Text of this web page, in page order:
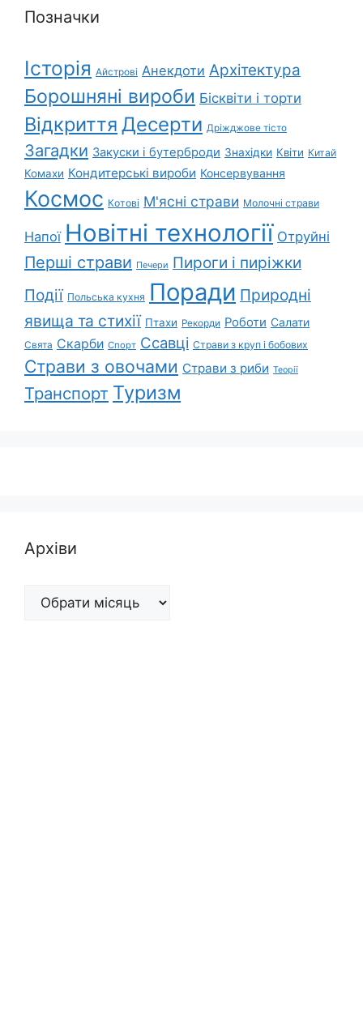
Позначки
Історія Айстрові Анекдоти Архітектура
Борошняні вироби Бісквіти і торти
Відкриття Десерти Дріжджове тісто
Загадки Закуски і бутерброди Знахідки Квіти Китай
Комахи Кондитерські вироби Консервування
Космос Котові М'ясні страви Молочні страви
Напої Новітні технології Отруйні
Перші страви Печери Пироги і пиріжки
Події Польська кухня Поради Природні
явища та стихії Птахи Рекорди Роботи Салати
Свята Скарби Спорт Ссавці Страви з круп і бобових
Страви з овочами Страви з риби Теорії
Транспорт Туризм
Архіви
Архіви